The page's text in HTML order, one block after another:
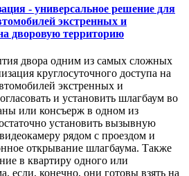
- универсальное решение для
экстренных и
дворовую территорию
двора одним из самых сложных
круглосуточного доступа на
экстренных и
и установить шлагбаум во
или консъерж в одном из
установить вызывную
рядом с проездом и
открывание шлагбаума. Также
в квартиру одного или
если, конечно, они готовы взять на